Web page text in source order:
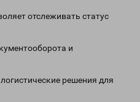
отслеживать статус
и
решения для